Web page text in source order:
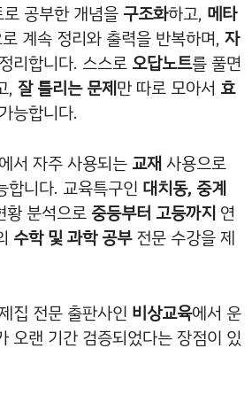
공부한 개념을 구조화하고, 메타
계속 정리와 출력을 반복하며, 자
리합니다. 스스로 오답노트를 풀면
, 잘 틀리는 문제만 따로 모아서 효
능합니다.
서 자주 사용되는 교재사용으로
합니다. 교육특구인 대치동, 중계
분석으로 중등부터 고등까지 연
수학 및 과학 공부전문 수강을 제
집 전문 출판사인 비상교육에서 운
오랜 기간 검증되었다는 장점이 있